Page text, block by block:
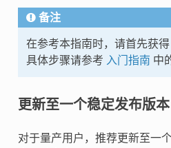
备注
在参考本指南时，请首先获得
具体步骤请参考 入门指南 中
更新至一个稳定发布版本
对于量产用户，推荐更新至一